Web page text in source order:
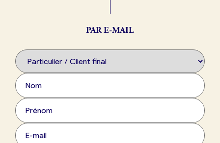
Je crée mon compte
PAR E-MAIL